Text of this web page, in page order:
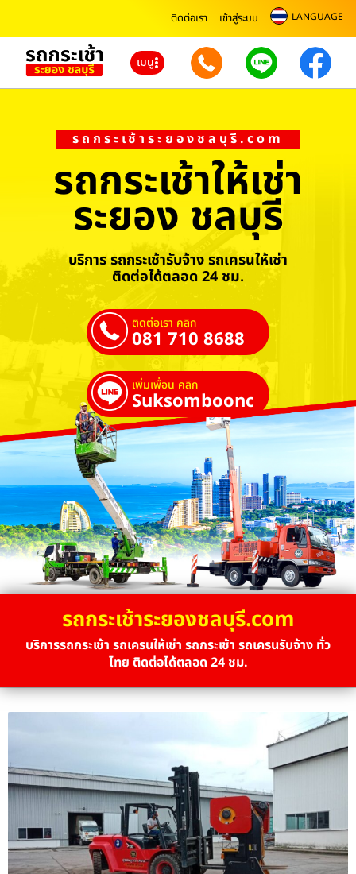
ติดต่อเรา เข้าสู่ระบบ LANGUAGE
เมนู
รถกระเช้าระยองชลบุรี.com
รถกระเช้าให้เช่า
ระยอง ชลบุรี
บริการ รถกระเช้ารับจ้าง รถเครนให้เช่า
ติดต่อได้ตลอด 24 ชม.
ติดต่อเรา คลิก
081 710 8688
เพิ่มเพื่อน คลิก
Suksombooncrane
รถกระเช้าระยองชลบุรี.com
บริการรถกระเช้า รถเครนให้เช่า รถกระเช้า รถเครนรับจ้าง ทั่ว
ไทย ติดต่อได้ตลอด 24 ชม.